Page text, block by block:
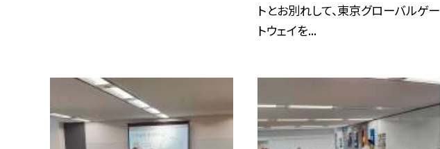
トとお別れして、東京グローバルゲー
トウェイを...